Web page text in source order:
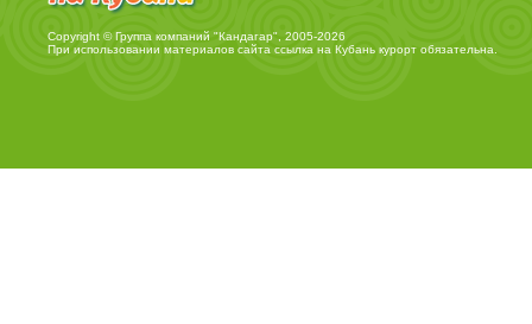
Copyright © Группа компаний "Кандагар", 2005-2026
При использовании материалов сайта ссылка на Кубань курортобязательна.